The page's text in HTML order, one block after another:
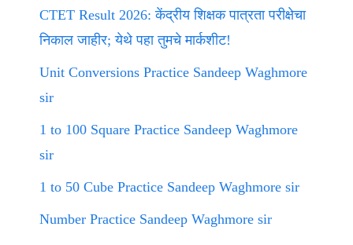
CTET Result 2026: केंद्रीय शिक्षक पात्रता परीक्षेचा
निकाल जाहीर; येथे पहा तुमचे मार्कशीट!
Unit Conversions Practice Sandeep Waghmore
sir
1 to 100 Square Practice Sandeep Waghmore
sir
1 to 50 Cube Practice Sandeep Waghmore sir
Number Practice Sandeep Waghmore sir